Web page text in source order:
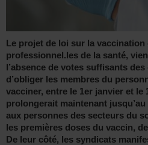
Le projet de loi sur la
professionnel.les de la santé,
l’absence de votes suffisants
d’obliger les membres du
vacciner, entre le 1er janvier et le
prolongerait maintenant
aux personnes des secteurs du
les premières doses du vaccin,
De leur côté, les syndicats